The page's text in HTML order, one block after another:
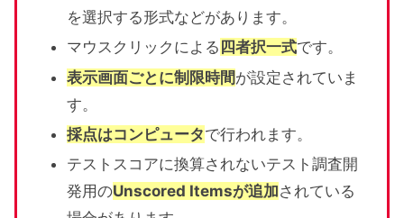
を選択する形式などがあります。
マウスクリックによる 四者択一式です。
表示画面ごとに制限時間が設定されていま
す。
採点はコンピュータで行われます。
テストスコアに換算されないテスト調査開
発用のUnscored Itemsが追加されている